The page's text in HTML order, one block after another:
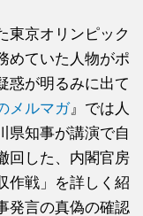
東京オリンピック
めていた人物がポ
惑が明るみに出て
メルマガ』では人
県知事が講演で自
回した、内閣官房
作戦」を詳しく紹
発言の真偽の確認